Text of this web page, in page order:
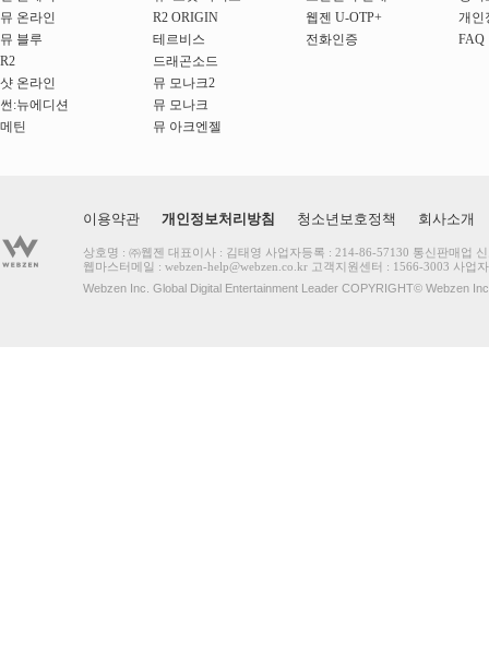
뮤 온라인
뮤 블루
R2
샷 온라인
썬:뉴에디션
메틴
R2 ORIGIN
테르비스
드래곤소드
뮤 모나크2
뮤 모나크
뮤 아크엔젤
웹젠 U-OTP+
전화인증
개인
FAQ
이용약관 개인정보처리방침 청소년보호정책 회사소개
상호명 : ㈜웹젠 대표이사 : 김태영 사업자등록 : 214-86-57130 통신판매업
웹마스터메일 : webzen-help@webzen.co.kr 고객지원센터 : 1566-3003 사업
Webzen Inc. Global Digital Entertainment Leader COPYRIGHT© Webzen